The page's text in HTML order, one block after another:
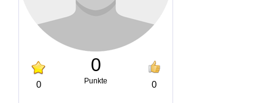
0
0
Punkte 0